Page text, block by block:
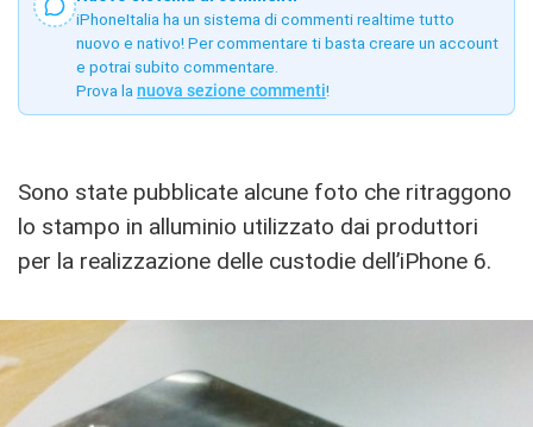
iPhoneItalia ha un sistema di commenti realtime tutto
nuovo e nativo! Per commentare ti basta creare un account
e potrai subito commentare.
Prova la nuova sezione commenti!
Sono state pubblicate alcune foto che ritraggono
lo stampo in alluminio utilizzato dai produttori
per la realizzazione delle custodie dell’iPhone 6.